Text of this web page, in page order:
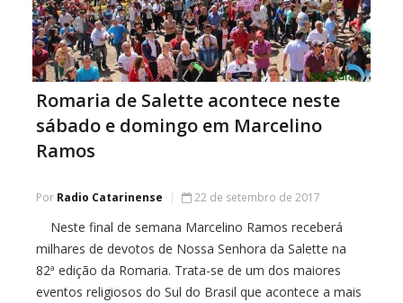
Romaria de Salette acontece neste
sábado e domingo em Marcelino
Ramos
Por Radio Catarinense 22 de setembro de 2017
Neste final de semana Marcelino Ramos receberá
milhares de devotos de Nossa Senhora da Salette na
82ª edição da Romaria. Trata-se de um dos maiores
eventos religiosos do Sul do Brasil que acontece a mais